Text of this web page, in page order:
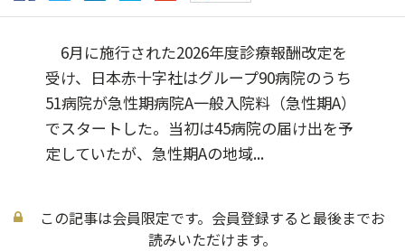
6月に施行された2026年度診療報酬改定を
受け、日本赤十字社はグループ90病院のうち
51病院が急性期病院A一般入院料（急性期A）
でスタートした。当初は45病院の届け出を予
定していたが、急性期Aの地域...
この記事は会員限定です。会員登録すると最後までお
読みいただけます。